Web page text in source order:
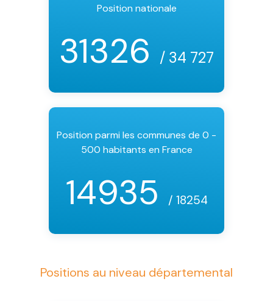
Position nationale
31326 / 34 727
Position parmi les communes de 0 -
500 habitants en France
14935 / 18254
Positions au niveau départemental